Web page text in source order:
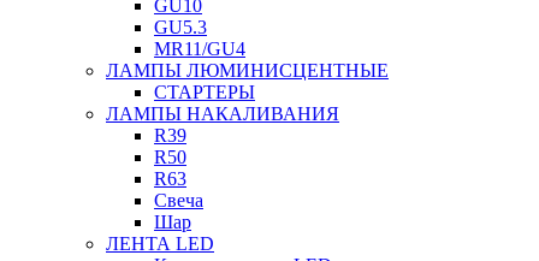
GU10
GU5.3
MR11/GU4
ЛАМПЫ ЛЮМИНИСЦЕНТНЫЕ
СТАРТЕРЫ
ЛАМПЫ НАКАЛИВАНИЯ
R39
R50
R63
Свеча
Шар
ЛЕНТА LED